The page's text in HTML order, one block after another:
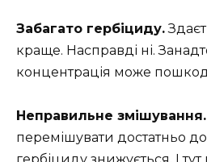
Забагато гербіциду.
краще. Насправді ні.
концентрація може
Неправильне змішування.
перемішувати достатньо